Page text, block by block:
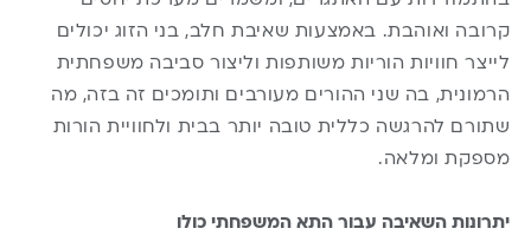
קרובה ואוהבת. באמצעות שאיבת חלב, בני הזוג יכולים
לייצר חוויות הוריות משותפות וליצור סביבה משפחתית
הרמונית, בה שני ההורים מעורבים ותומכים זה בזה, מה
שתורם להרגשה כללית טובה יותר בבית ולחוויית הורות
מספקת ומלאה.
יתרונות השאיבה עבור התא המשפחתי כולו